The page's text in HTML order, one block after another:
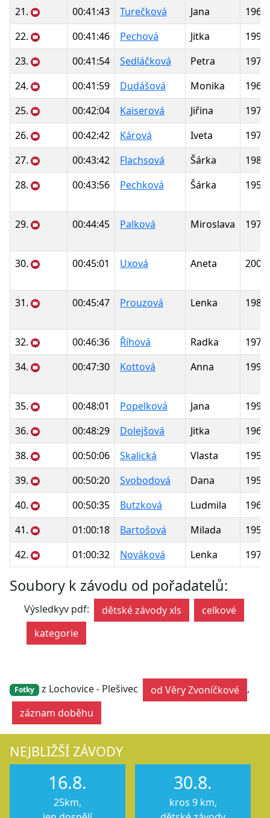
21. 00:41:43 Turečková Jana
1968
22.
00:41:46 Pechová Jitka
1991
23.
00:41:54 Sedláčková Petra
1970
24.
00:41:59 Dudášová Monika
1966
25.
00:42:04 Kaiserová Jiřina
1976
26.
00:42:42 Kárová Iveta
1977
27.
00:43:42 Flachsová Šárka
1980
28.
00:43:56 Pechková Šárka 1956
29. 00:44:45 Palková Miroslava 1978
30. 00:45:01 Uxová Aneta 2000
31. 00:45:47 Prouzová Lenka 1981
32. 00:46:36 Říhová Radka
1972
34.
00:47:30 Kottová Anna 1994
35. 00:48:01 Popelková Jana
1991
36.
00:48:29 Dolejšová Jitka
1960
38.
00:50:06 Skalická Vlasta
1951
39.
00:50:20 Svobodová Dana
1952
40.
00:50:35 Butzková Ludmila
1961
41.
01:00:18 Bartošová Milada
1953
42.
01:00:32 Nováková Lenka 1975
Soubory k závodu od pořadatelů:
Výsledkyv pdf: dětské závody xls
celkové
kategorie
Fotky z Lochovice - Plešivec od Věry Zvoníčkové
,
záznam doběhu
NEJBLIŽŠÍ ZÁVODY
16.8.
25km,
30.8.
kros 9 km,